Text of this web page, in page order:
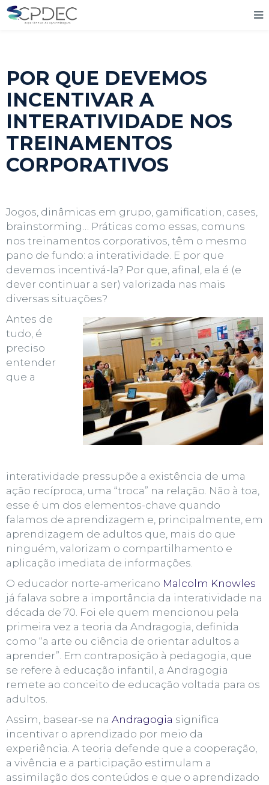
POR QUE DEVEMOS
INCENTIVAR A
INTERATIVIDADE NOS
TREINAMENTOS
CORPORATIVOS
Jogos, dinâmicas em grupo, gamification, cases,
brainstorming… Práticas como essas, comuns
nos treinamentos corporativos, têm o mesmo
pano de fundo: a interatividade. E por que
devemos incentivá-la? Por que, afinal, ela é (e
dever continuar a ser) valorizada nas mais
diversas situações?
Antes de
tudo, é
preciso
entender
que a
interatividade pressupõe a existência de uma
ação recíproca, uma “troca” na relação. Não à toa,
esse é um dos elementos-chave quando
falamos de aprendizagem e, principalmente, em
aprendizagem de adultos que, mais do que
ninguém, valorizam o compartilhamento e
aplicação imediata de informações.
O educador norte-americano Malcolm Knowles
já falava sobre a importância da interatividade na
década de 70. Foi ele quem mencionou pela
primeira vez a teoria da Andragogia, definida
como “a arte ou ciência de orientar adultos a
aprender”. Em contraposição à pedagogia, que
se refere à educação infantil, a Andragogia
remete ao conceito de educação voltada para os
adultos.
Assim, basear-se na Andragogia significa
incentivar o aprendizado por meio da
experiência. A teoria defende que a cooperação,
a vivência e a participação estimulam a
assimilação dos conteúdos e que o aprendizado